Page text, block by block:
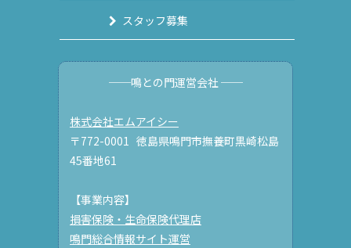
スタッフ募集
──鳴との門運営会社 ──
株式会社エムアイシー
〒772-0001 徳島県鳴門市撫養町黒崎松島
45番地61
【事業内容】
損害保険・生命保険代理店
鳴門総合情報サイト運営